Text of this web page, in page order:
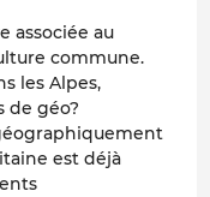
associée au
commune.
les Alpes,
de géo?
est déjà